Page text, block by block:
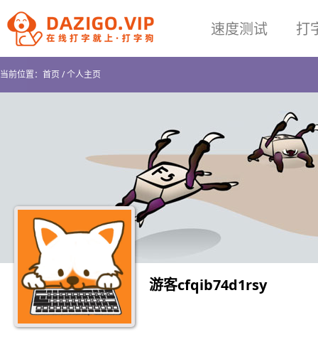
速度测试 打
当前位置： 首页/个人主页
游客cfqib74d1rsy